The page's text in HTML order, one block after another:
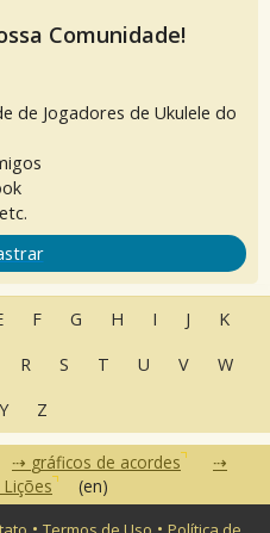
Comunidade!
de Jogadores de Ukulele do
F G H I J
K
R S T U V
W
Y Z
gráficos de acordes
Lições (en)